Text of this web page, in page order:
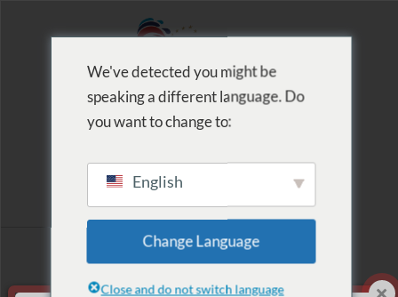
Címke szerinti
lista: búvár
We've detected you might be
speaking a different language. Do
you want to change to:
English
Change Language
Close and do not switch language